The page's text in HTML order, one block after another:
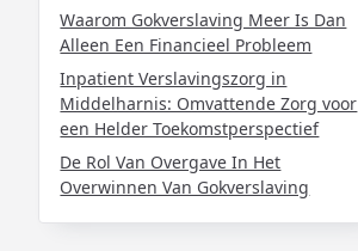
Waarom Gokverslaving Meer Is Dan
Alleen Een Financieel Probleem
Inpatient Verslavingszorg in
Middelharnis: Omvattende Zorg voor
een Helder Toekomstperspectief
De Rol Van Overgave In Het
Overwinnen Van Gokverslaving